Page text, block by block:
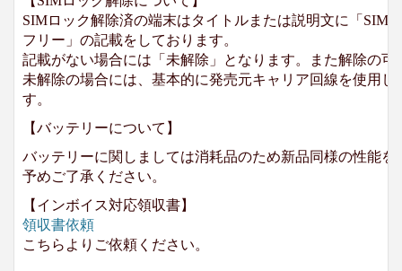
SIMロック解除済の端末はタイトルまたは説明文に「SIM
フリー」の記載をしております。
記載がない場合には「未解除」となります。また解除の可
未解除の場合には、基本的に発売元キャリア回線を使用
す。
【バッテリーについて】
バッテリーに関しましては消耗品のため新品同様の性能
予めご了承ください。
【インボイス対応領収書】
領収書依頼
こちらよりご依頼ください。